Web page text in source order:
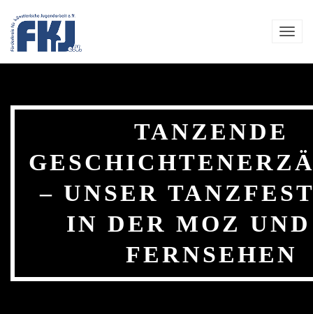
TANZENDE
– UNSER
IN DER MOZ
FERNSEHEN